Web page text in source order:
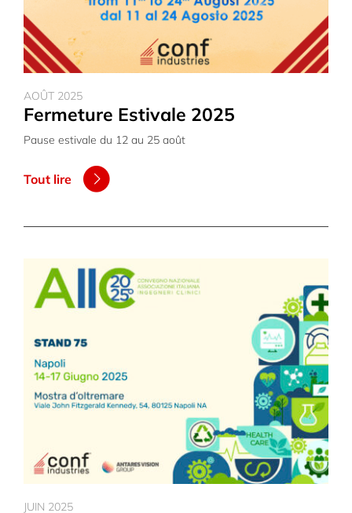
AOÛT 2025
Fermeture Estivale 2025
Pause estivale du 12 au 25 août
Tout lire
JUIN 2025